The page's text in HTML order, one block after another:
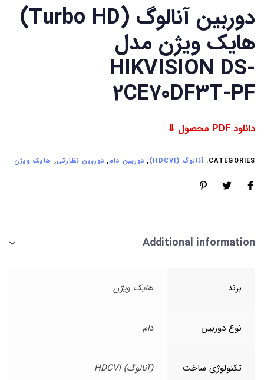
دوربین آنالوگ (Turbo HD)
هایک ویژن مدل
HIKVISION DS-
2CE70DF3T-PF
دانلود PDF محصول ⇓
CATEGORIES: آنالوگ (HDCVI) , دوربین دام, دوربین نظارتی, هایک ویژن
Additional information
برند هایک ویژن
نوع دوربین دام
تکنولوژی ساخت (آنالوگ) HDCVI